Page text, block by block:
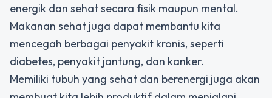
energik dan sehat secara fisik maupun mental.
Makanan sehat juga dapat membantu kita
mencegah berbagai penyakit kronis, seperti
diabetes, penyakit jantung, dan kanker.
Memiliki tubuh yang sehat dan berenergi juga akan